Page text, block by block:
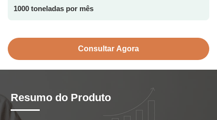
1000 toneladas por mês
Consultar Agora
Resumo do Produto